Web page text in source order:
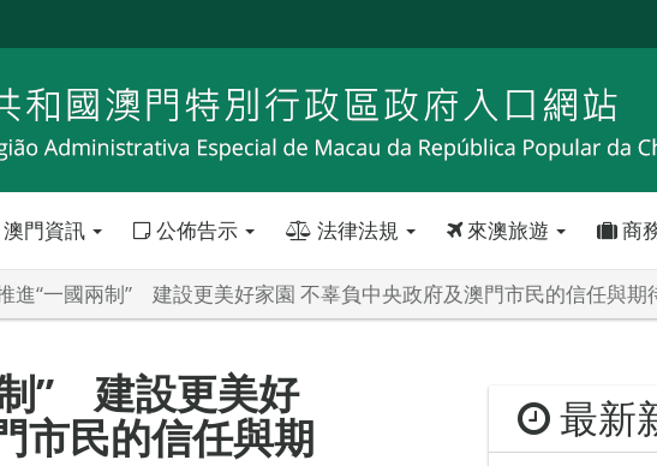
門資訊 公佈告示 法律法規 來澳旅遊 商
進“一國兩制” 建設更美好家園 不辜負中央政府及澳門市民的信任與期
” 建設更美好
市民的信任與期
最新